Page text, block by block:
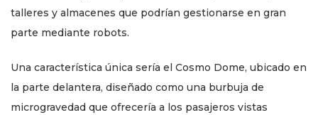
talleres y almacenes que podrían gestionarse en gran
parte mediante robots.
Una característica única sería el Cosmo Dome, ubicado en
la parte delantera, diseñado como una burbuja de
microgravedad que ofrecería a los pasajeros vistas